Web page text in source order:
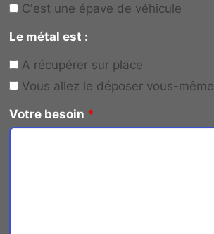
C'est une épave de véhicule
Le métal est :
A récupérer sur place
Vous allez le déposer vous-même
Votre besoin *